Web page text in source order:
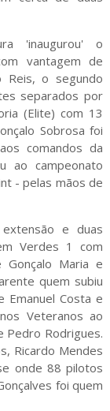
'inaugurou' o
vantagem de
Reis, o segundo
separados por
(Elite) com 13
Sobrosa foi
comandos da
ao campeonato
- pelas mãos de
e duas
Verdes 1 com
Maria e
quem subiu
Costa e
Veteranos ao
Pedro Rodrigues.
Ricardo Mendes
onde 88 pilotos
foi quem